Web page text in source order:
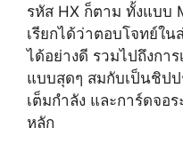
รหัส HX ก็ตาม ทั้งแบบ
เรียกได้ว่าตอบโจทย์ใ
ได้อย่างดี รวมไปถึงกา
แบบสุดๆ สมกับเป็นชิป
เต็มกำลัง และการ์ดจอ
หลัก